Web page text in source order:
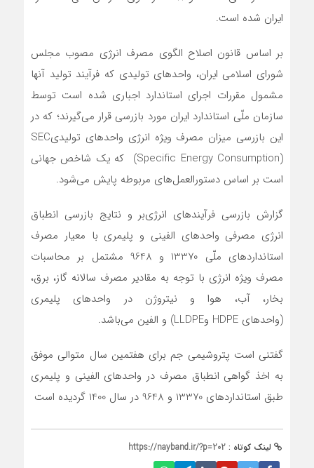
ایران شده است.
بر اساس قانون اصلاح الگوی مصرف انرژی مصوب مجلس
شورای اسلامی ایران، واحدهای تولیدی که فرآیند تولید آنها
مشمول مقررات اجرای استاندارد اجباری شده است توسط
سازمان ملّی استاندارد ایران مورد بازرسی قرار می‌گیرند؛ که در
این بازرسی میزان مصرف ویژه انرژی واحدهای تولیدیSEC
(Specific Energy Consumption) که یک شاخص جهانی
است بر اساس دستورالعمل‌های مربوطه پایش می‌شود.
گزارش بازرسی فرآیندهای انرژی‌بر و نتايج بازرسي انطباق
انرژی مصرفی واحدهای الفينی و پليمری با معيار مصرف
استانداردهای ملّی 13370 و 9648 مشتمل بر محاسبات
مصرف ویژه انرژی با توجه به مقادیر مصرف سالانه گاز، برق،
بخار، آب، هوا و نيتروژن در واحدهای پليمری
(واحدهای HDPE وLLDPE) و الفين مي‌باشد.
گفتنی است پتروشيمی جم برای هفتمين سال متوالی موفق
به اخذ گواهی انطباق مصرف در واحدهای الفينی و پليمری
طبق استانداردهای 13370 و 9648 در سال 1400 گرديده است
لینک کوتاه : https://nayband.ir/?p=202